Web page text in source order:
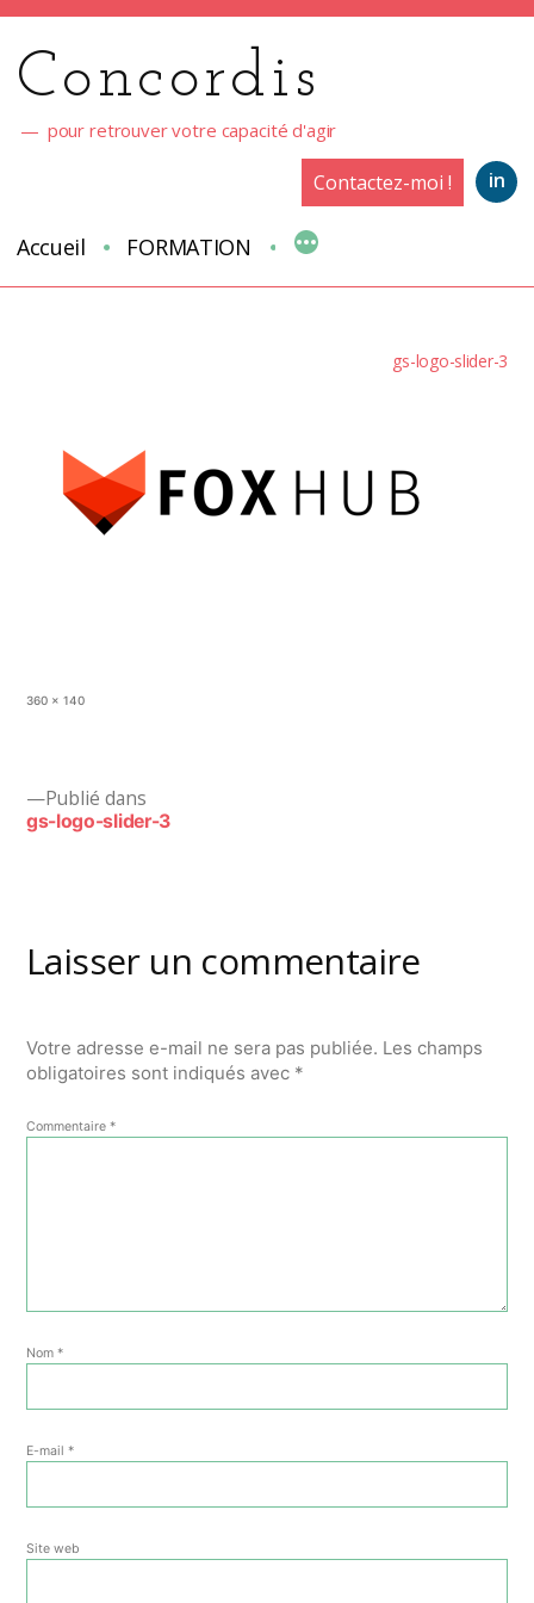
contenu
Concordis
pour retrouver votre capacité d'agir
in
Contactez-moi !
Accueil FORMATION
gs-logo-slider-3
Taille
360 × 140
Navigation
Publié dans
gs-logo-slider-3
Laisser un commentaire
Votre adresse e-mail ne sera pas publiée. Les champs
obligatoires sont indiqués avec *
Commentaire *
Nom *
E-mail *
Site web